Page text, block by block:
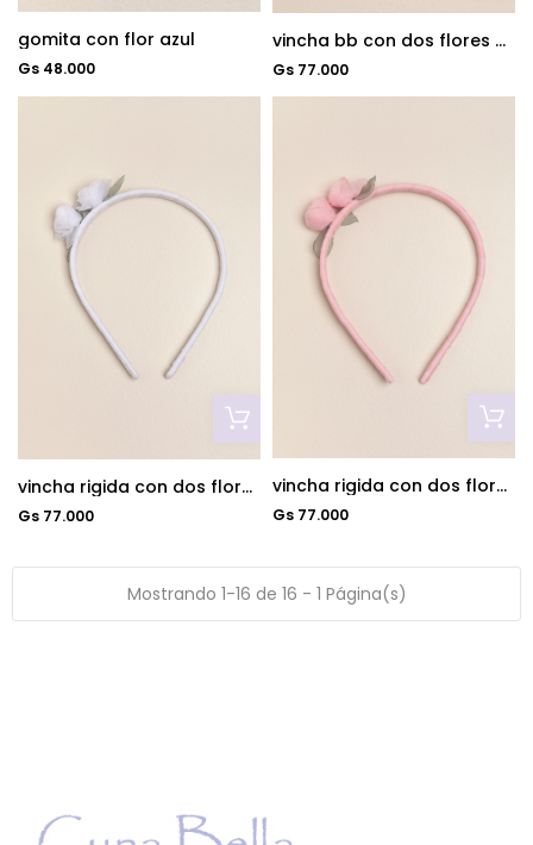
gomita con flor azul
Gs 48.000
vincha bb con dos flores blanco
Gs 77.000
vincha rigida con dos flores blanca
Gs 77.000
vincha rigida con dos flores rosa
Gs 77.000
Mostrando 1-16 de 16 - 1 Página(s)